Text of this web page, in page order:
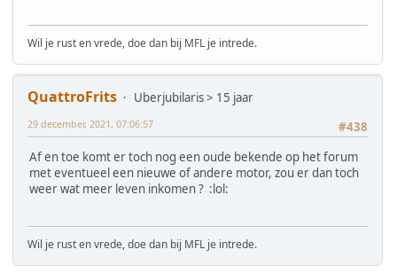
Wil je rust en vrede, doe dan bij MFL je intrede.
QuattroFrits
Uberjubilaris > 15 jaar
#438
29 december, 2021, 07:06:57
Af en toe komt er toch nog een oude bekende op het forum
met eventueel een nieuwe of andere motor, zou er dan toch
weer wat meer leven inkomen ? :lol:
Wil je rust en vrede, doe dan bij MFL je intrede.